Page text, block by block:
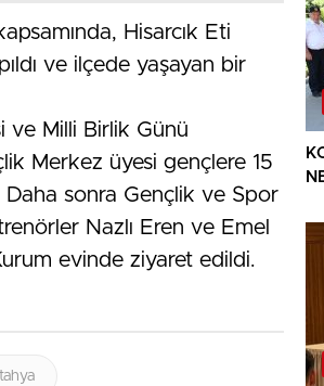
Hisarcık Eti
ve ilçede yaşayan bir
ve Milli Birlik Günü
Merkez üyesi gençlere 15
Daha sonra Gençlik ve Spor
Nazlı Eren ve Emel
evinde ziyaret edildi.